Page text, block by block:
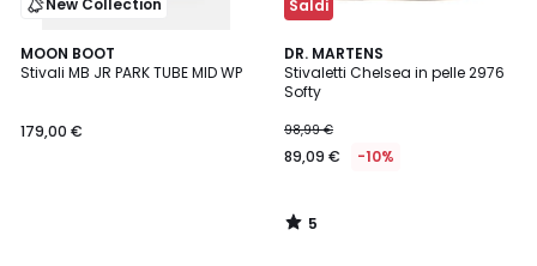
New Collection
MOON BOOT
Stivali MB JR PARK TUBE MID WP
179,00 €
Saldi
DR. MARTENS
Stivaletti Chelsea in pelle 2976
Softy
98,99 €
89,09 € -10%
5
/
5
5
/